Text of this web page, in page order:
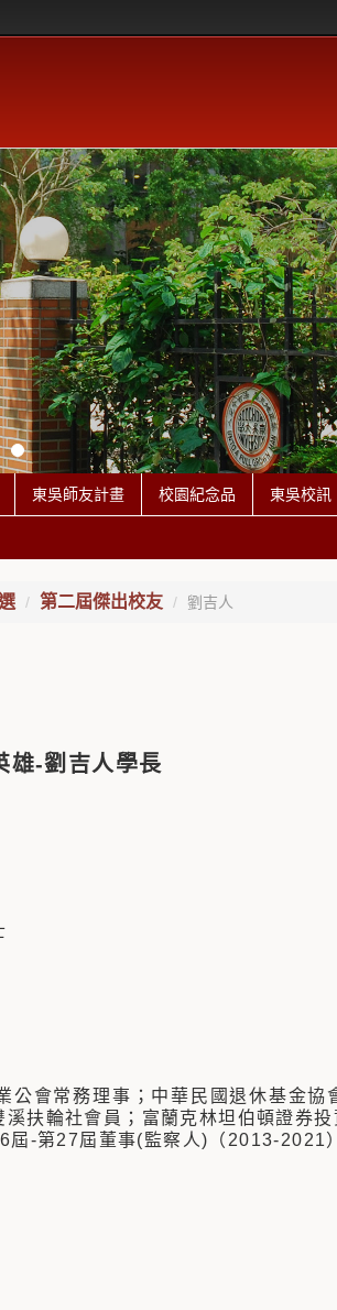
東吳師友計畫 校園紀念品 東吳校訊
第二屆傑出校友 劉吉人
雄-劉吉人學長
公會常務理事；中華民國退休基金協
扶輪社會員；富蘭克林坦伯頓證券
屆-第27屆董事(監察人)（2013-2021